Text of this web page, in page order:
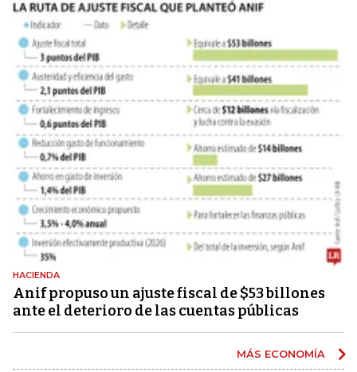
HACIENDA
Anif propuso un ajuste fiscal de $53 billones
ante el deterioro de las cuentas públicas
MÁS ECONOMÍA